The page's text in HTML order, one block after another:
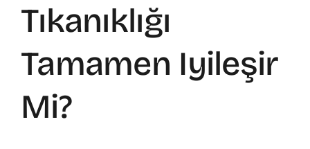
Toplardamar Hastalıkları
Tıkanıklığı
Tamamen Iyileşir
Mi?